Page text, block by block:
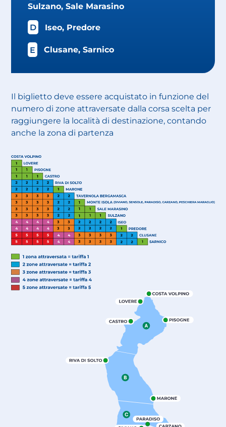
Sulzano, Sale Marasino
D Iseo, Predore
E Clusane, Sarnico
Il biglietto deve essere acquistato in funzione del
numero di zone attraversate dalla corsa scelta per
raggiungere la località di destinazione, contando
anche la zona di partenza